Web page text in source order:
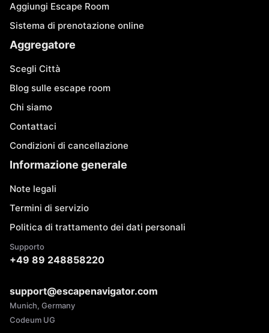
Aggiungi Escape Room
Sistema di prenotazione online
Aggregatore
Scegli Città
Blog sulle escape room
Chi siamo
Contattaci
Condizioni di cancellazione
Informazione generale
Note legali
Termini di servizio
Politica di trattamento dei dati personali
Supporto
+49 89 248858220
support@escapenavigator.com
Munich, Germany
Codeum UG